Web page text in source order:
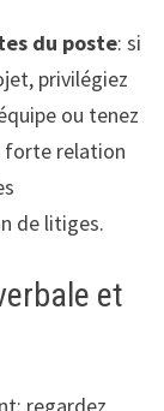
du poste: si
privilégiez
ou tenez
forte relation
de litiges.
et
regardez